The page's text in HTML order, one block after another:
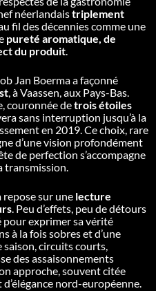
néerlandaistriplement
fil des décennies comme une
pureté aromatique, de
du produit.
Jan Boerma a façonné
, à Vaassen, aux Pays-Bas.
couronnée detrois étoiles
sans interruption jusqu’à la
en 2019. Ce choix, rare
d’une vision profondément
de perfection s’accompagne
transmission.
repose sur une lecture
. Peu d’effets, peu de détours
exprimer sa vérité
à la fois sobres et d’une
circuits courts,
des assaisonnements
approche, souvent citée
nord-européenne.